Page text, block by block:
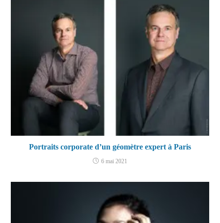
Portraits corporate d’un géomètre expert à Paris
6 mai 2021